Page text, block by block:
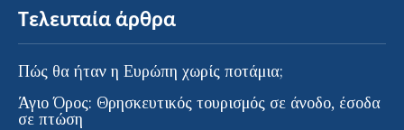
Τελευταία άρθρα
Πώς θα ήταν η Ευρώπη χωρίς ποτάμια;
Άγιο Όρος: Θρησκευτικός τουρισμός σε άνοδο, έσοδα
σε πτώση